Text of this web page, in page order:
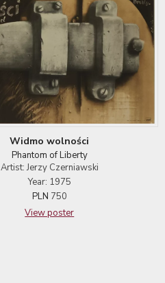
Widmo wolności
Phantom of Liberty
Artist: Jerzy Czerniawski
Year: 1975
PLN 750
View poster